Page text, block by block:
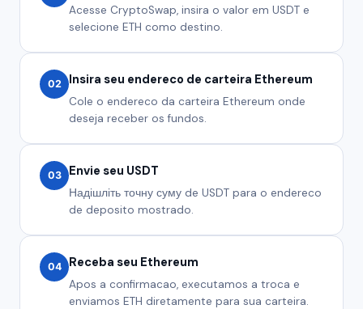
Acesse CryptoSwap, insira o valor em USDT e
selecione ETH como destino.
02 Insira seu endereco de carteira Ethereum
Cole o endereco da carteira Ethereum onde
deseja receber os fundos.
03 Envie seu USDT
Надішліть точну суму de USDT para o endereco
de deposito mostrado.
04 Receba seu Ethereum
Apos a confirmacao, executamos a troca e
enviamos ETH diretamente para sua carteira.